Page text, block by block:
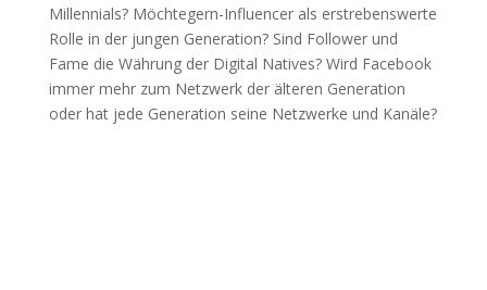
Millennials? Möchtegern-Influencer als erstrebenswerte
Rolle in der jungen Generation? Sind Follower und
Fame die Währung der Digital Natives? Wird Facebook
immer mehr zum Netzwerk der älteren Generation
oder hat jede Generation seine Netzwerke und Kanäle?